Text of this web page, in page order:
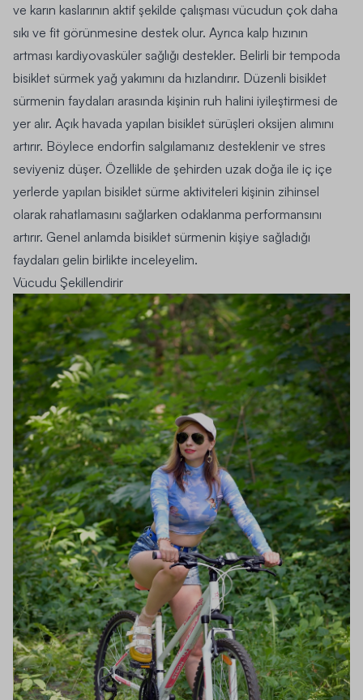
ve karın kaslarının aktif şekilde çalışması vücudun çok daha
sıkı ve fit görünmesine destek olur. Ayrıca kalp hızının
artması kardiyovasküler sağlığı destekler. Belirli bir tempoda
bisiklet sürmek yağ yakımını da hızlandırır. Düzenli bisiklet
sürmenin faydaları arasında kişinin ruh halini iyileştirmesi de
yer alır. Açık havada yapılan bisiklet sürüşleri oksijen alımını
artırır. Böylece endorfin salgılamanız desteklenir ve stres
seviyeniz düşer. Özellikle de şehirden uzak doğa ile iç içe
yerlerde yapılan bisiklet sürme aktiviteleri kişinin zihinsel
olarak rahatlamasını sağlarken odaklanma performansını
artırır. Genel anlamda bisiklet sürmenin kişiye sağladığı
faydaları gelin birlikte inceleyelim.
Vücudu Şekillendirir